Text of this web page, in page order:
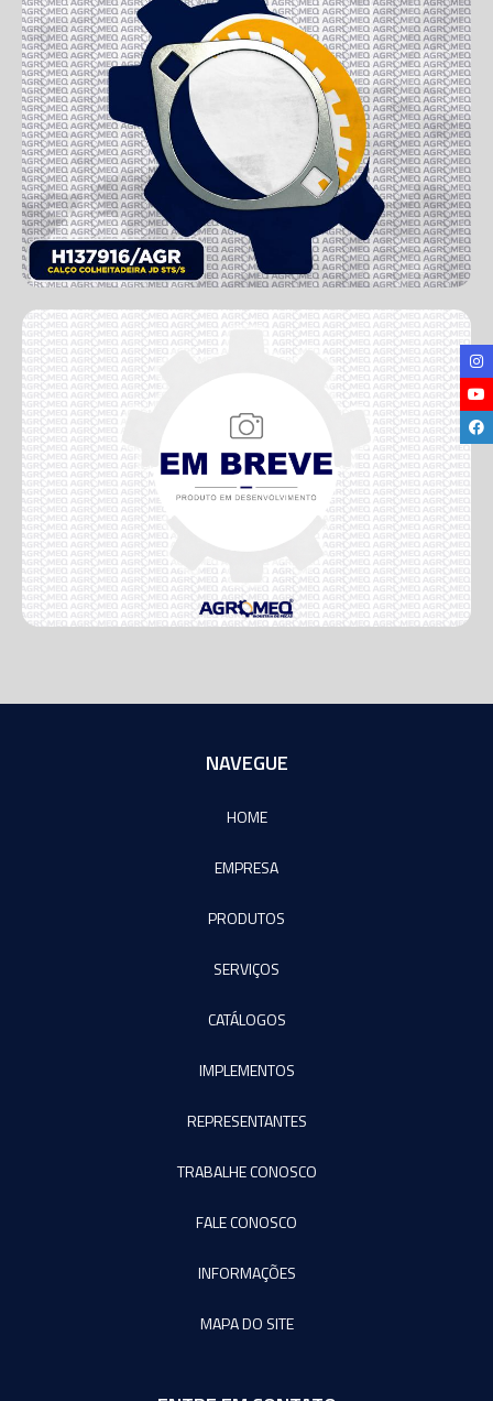
NAVEGUE
HOME
EMPRESA
PRODUTOS
SERVIÇOS
CATÁLOGOS
IMPLEMENTOS
REPRESENTANTES
TRABALHE CONOSCO
FALE CONOSCO
INFORMAÇÕES
MAPA DO SITE